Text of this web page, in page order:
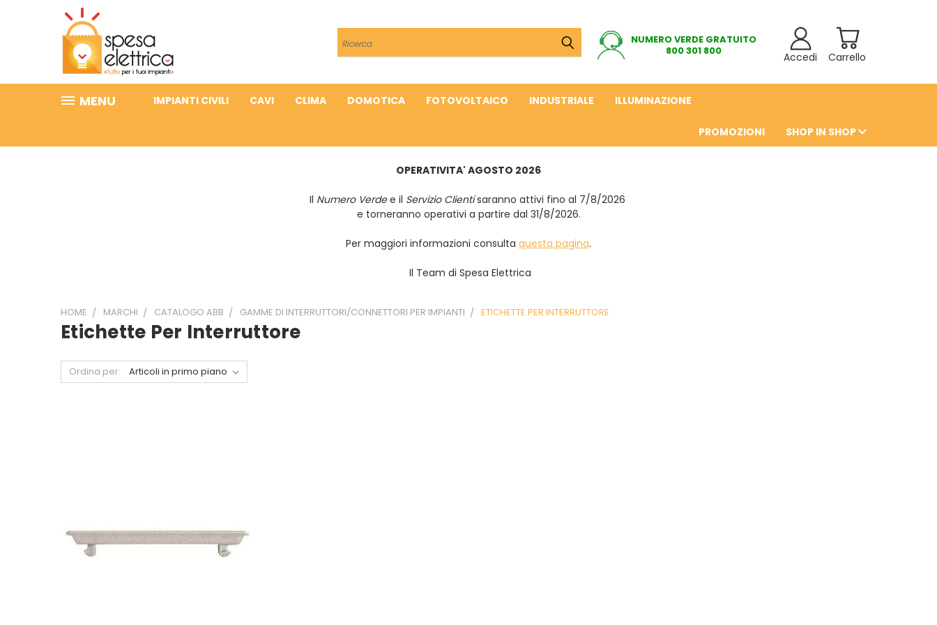
Cerca
NUMERO VERDE GRATUITO
800 301 800
Carrello
Accedi
MENU IMPIANTI CIVILI CAVI CLIMA DOMOTICA FOTOVOLTAICO INDUSTRIALE ILLUMINAZIONE
PROMOZIONI SHOP IN SHOP
OPERATIVITA' AGOSTO 2026
Il Numero Verdee il Servizio Clientisaranno attivi fino al 7/8/2026
e torneranno operativi a partire dal 31/8/2026.
Per maggiori informazioni consulta questa pagina.
Il Team di Spesa Elettrica
HOME MARCHI CATALOGO ABB GAMME DI INTERRUTTORI/CONNETTORI PER IMPIANTI ETICHETTE PER INTERRUTTORE
Etichette Per Interruttore
Ordina per: